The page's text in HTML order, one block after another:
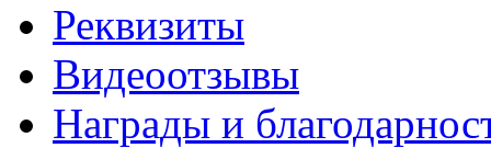
Реквизиты
Видеоотзывы
Награды и